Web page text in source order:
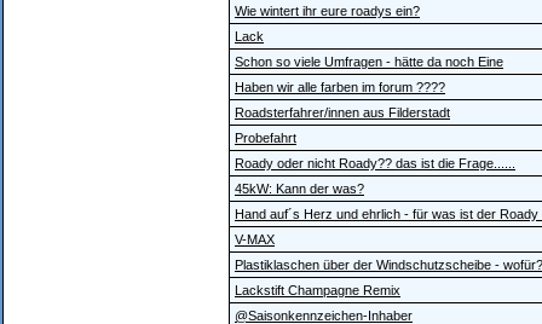
Wie wintert ihr eure roadys ein?
Lack
Schon so viele Umfragen - hätte da noch Eine
Haben wir alle farben im forum ????
Roadsterfahrer/innen aus Filderstadt
Probefahrt
Roady oder nicht Roady?? das ist die Frage......
45kW: Kann der was?
Hand auf´s Herz und ehrlich - für was ist der Roady
V-MAX
Plastiklaschen über der Windschutzscheibe - wofür?
Lackstift Champagne Remix
@Saisonkennzeichen-Inhaber